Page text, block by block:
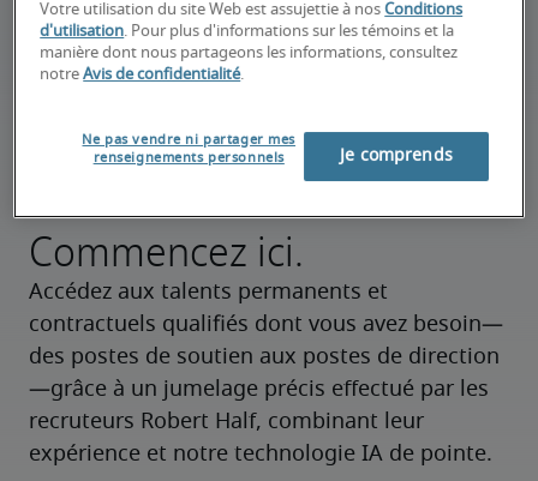
Vous embauchez?
Commencez ici.
Accédez aux talents permanents et
contractuels qualifiés dont vous avez besoin—
des postes de soutien aux postes de direction
—grâce à un jumelage précis effectué par les
recruteurs Robert Half, combinant leur
expérience et notre technologie IA de pointe.
Votre utilisation du site Web est assujettie à nosConditions
d'utilisation. Pour plus d'informations sur les témoins et la
manière dont nous partageons les informations, consultez
notreAvis de confidentialité.
Ne pas vendre ni partager mes
renseignements personnels
Je comprends